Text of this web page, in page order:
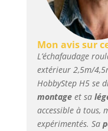
Mon avis sur
L’échafaudage
extérieur 2,5m/
HobbyStep H5 se
montageet sa
accessible à tous,
expérimentés. Sa